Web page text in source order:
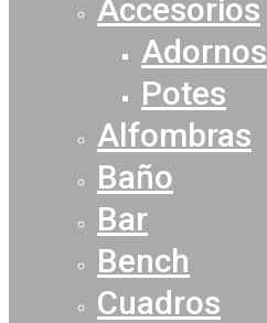
Accesorios
Adornos
Potes
Alfombras
Baño
Bar
Bench
Cuadros